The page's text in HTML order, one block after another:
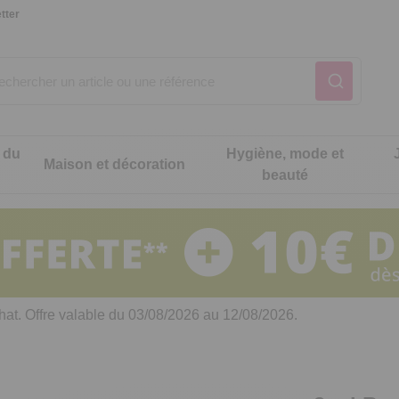
cuisine
de cuisine malins
Notre produit du
Notre produit du
Maison et décoration
Notre produit du
Hygiène, mode et
beauté
intimité
Notre produit du
Notre produit du
Notre produit du
Offre valable du 03/08/2026 au 12/08/2026.